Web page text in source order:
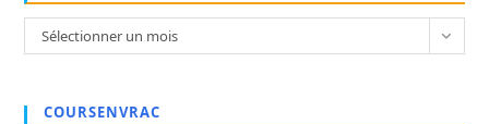
Archives
Sélectionner un mois
COURSENVRAC